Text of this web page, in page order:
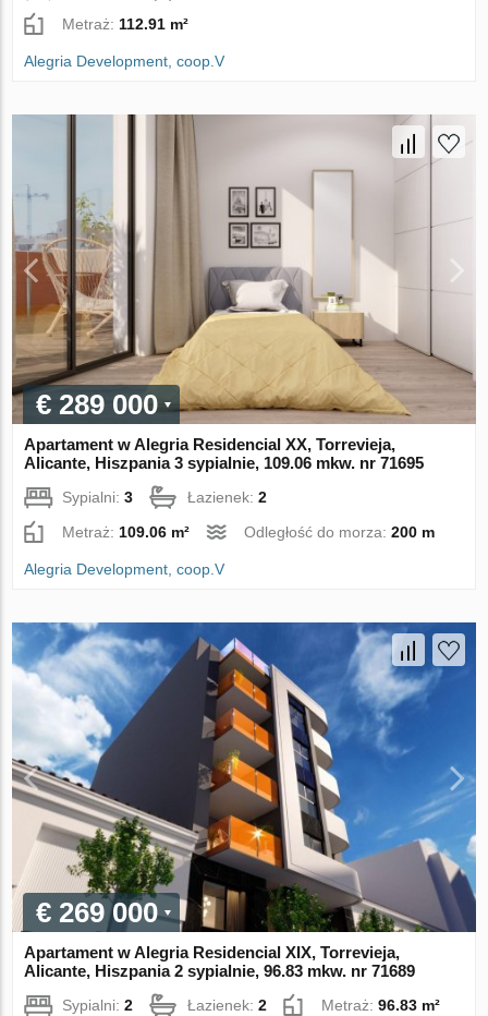
Metraż:112.91 m²
Alegria Development, coop.V
€ 289 000
Apartament w Alegria Residencial XX, Torrevieja,
Alicante, Hiszpania 3 sypialnie, 109.06 mkw. nr 71695
Sypialni:3 Łazienek:2
Metraż: 109.06 m² Odległość do morza:200 m
Alegria Development, coop.V
€ 269 000
Apartament w Alegria Residencial XIX, Torrevieja,
Alicante, Hiszpania 2 sypialnie, 96.83 mkw. nr 71689
Sypialni:2 Łazienek:2 Metraż:96.83 m²